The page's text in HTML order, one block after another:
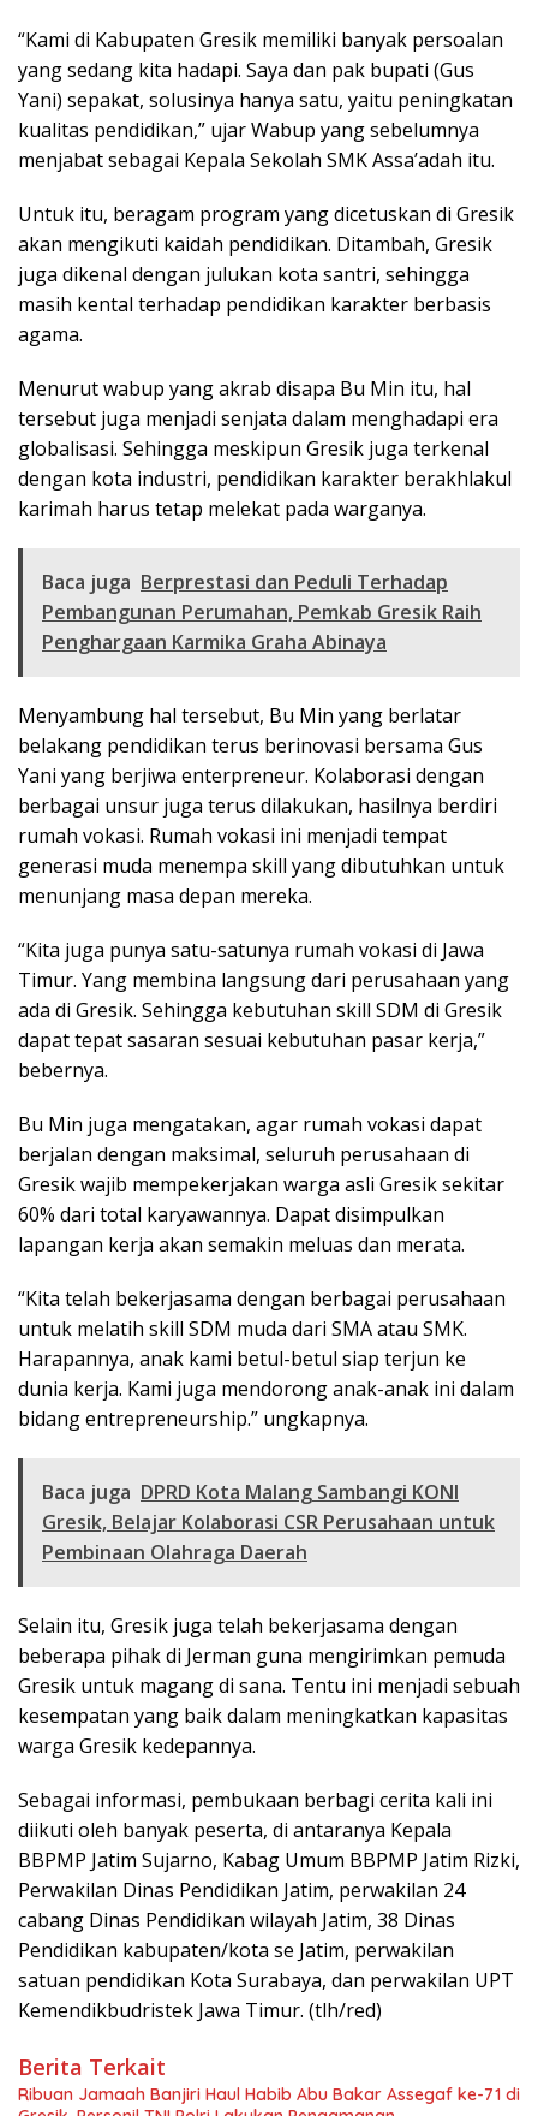
“Kami di Kabupaten Gresik memiliki banyak persoalan
yang sedang kita hadapi. Saya dan pak bupati (Gus
Yani) sepakat, solusinya hanya satu, yaitu peningkatan
kualitas pendidikan,” ujar Wabup yang sebelumnya
menjabat sebagai Kepala Sekolah SMK Assa’adah itu.
Untuk itu, beragam program yang dicetuskan di Gresik
akan mengikuti kaidah pendidikan. Ditambah, Gresik
juga dikenal dengan julukan kota santri, sehingga
masih kental terhadap pendidikan karakter berbasis
agama.
Menurut wabup yang akrab disapa Bu Min itu, hal
tersebut juga menjadi senjata dalam menghadapi era
globalisasi. Sehingga meskipun Gresik juga terkenal
dengan kota industri, pendidikan karakter berakhlakul
karimah harus tetap melekat pada warganya.
Baca juga Berprestasi dan Peduli Terhadap
Pembangunan Perumahan, Pemkab Gresik Raih
Penghargaan Karmika Graha Abinaya
Menyambung hal tersebut, Bu Min yang berlatar
belakang pendidikan terus berinovasi bersama Gus
Yani yang berjiwa enterpreneur. Kolaborasi dengan
berbagai unsur juga terus dilakukan, hasilnya berdiri
rumah vokasi. Rumah vokasi ini menjadi tempat
generasi muda menempa skill yang dibutuhkan untuk
menunjang masa depan mereka.
“Kita juga punya satu-satunya rumah vokasi di Jawa
Timur. Yang membina langsung dari perusahaan yang
ada di Gresik. Sehingga kebutuhan skill SDM di Gresik
dapat tepat sasaran sesuai kebutuhan pasar kerja,”
bebernya.
Bu Min juga mengatakan, agar rumah vokasi dapat
berjalan dengan maksimal, seluruh perusahaan di
Gresik wajib mempekerjakan warga asli Gresik sekitar
60% dari total karyawannya. Dapat disimpulkan
lapangan kerja akan semakin meluas dan merata.
“Kita telah bekerjasama dengan berbagai perusahaan
untuk melatih skill SDM muda dari SMA atau SMK.
Harapannya, anak kami betul-betul siap terjun ke
dunia kerja. Kami juga mendorong anak-anak ini dalam
bidang entrepreneurship.” ungkapnya.
Baca juga DPRD Kota Malang Sambangi KONI
Gresik, Belajar Kolaborasi CSR Perusahaan untuk
Pembinaan Olahraga Daerah
Selain itu, Gresik juga telah bekerjasama dengan
beberapa pihak di Jerman guna mengirimkan pemuda
Gresik untuk magang di sana. Tentu ini menjadi sebuah
kesempatan yang baik dalam meningkatkan kapasitas
warga Gresik kedepannya.
Sebagai informasi, pembukaan berbagi cerita kali ini
diikuti oleh banyak peserta, di antaranya Kepala
BBPMP Jatim Sujarno, Kabag Umum BBPMP Jatim Rizki,
Perwakilan Dinas Pendidikan Jatim, perwakilan 24
cabang Dinas Pendidikan wilayah Jatim, 38 Dinas
Pendidikan kabupaten/kota se Jatim, perwakilan
satuan pendidikan Kota Surabaya, dan perwakilan UPT
Kemendikbudristek Jawa Timur. (tlh/red)
Berita Terkait
Ribuan Jamaah Banjiri Haul Habib Abu Bakar Assegaf ke-71 di